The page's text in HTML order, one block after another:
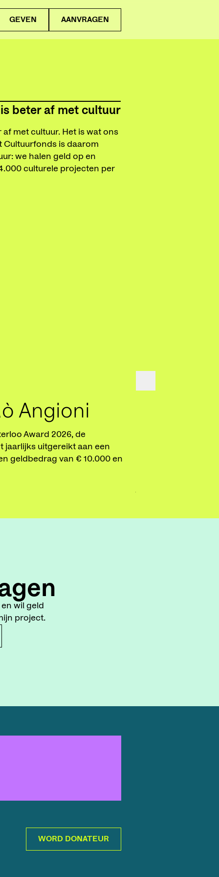
GEVEN AANVRAGEN
beter af met cultuur
af met cultuur. Het is wat ons
Cultuurfonds is daarom
we halen geld op en
culturele projecten per
Angioni
Award 2026, de
jaarlijks uitgereikt aan een
geldbedrag van € 10.000 en
wil geld
project.
WORD DONATEUR